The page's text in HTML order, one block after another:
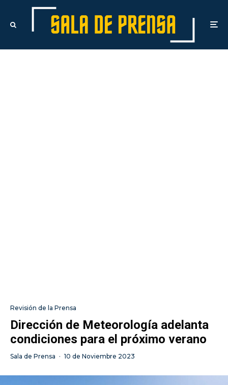
Revisión de la Prensa
Dirección de Meteorología adelanta
condiciones para el próximo verano
Sala de Prensa · 10 de Noviembre 2023